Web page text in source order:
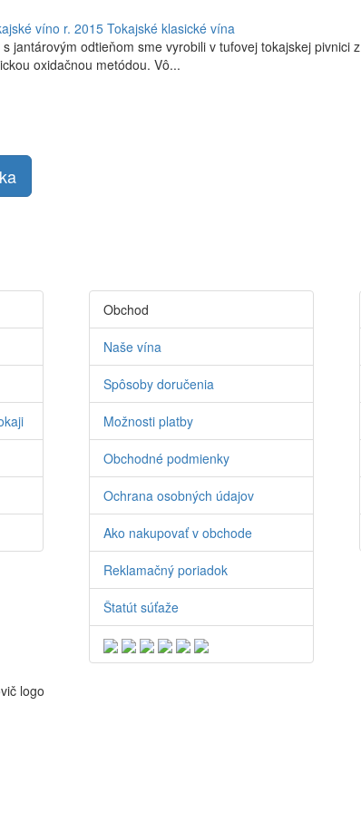
víno r. 2015 Tokajské klasické vína
jantárovým odtieňom sme vyrobili v tufovej tokajskej pivnici
oxidačnou metódou. Vô...
Obchod
Naše vína
Spôsoby doručenia
Možnosti platby
Obchodné podmienky
Ochrana osobných údajov
Ako nakupovať v obchode
Reklamačný poriadok
Štatút súťaže